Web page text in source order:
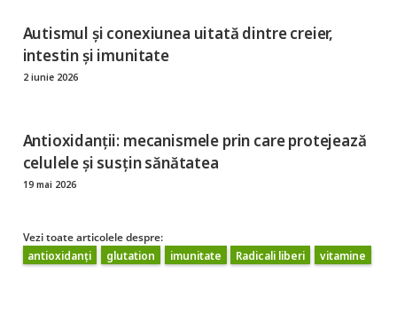
Autismul și conexiunea uitată dintre creier,
intestin și imunitate
2 iunie 2026
Antioxidanții: mecanismele prin care protejează
celulele și susțin sănătatea
19 mai 2026
Vezi toate articolele despre:
antioxidanți
glutation imunitate Radicali liberi vitamine